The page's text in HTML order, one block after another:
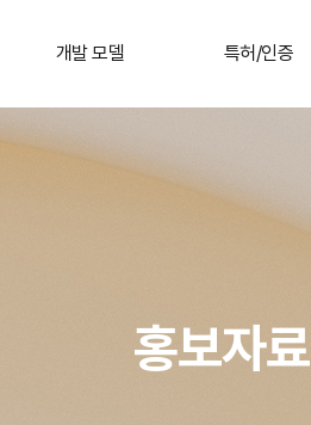
개발 모델 특허/인증
홍보자료